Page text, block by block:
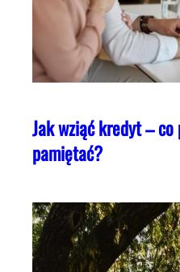
Jak wziąć kredyt –
pamiętać?